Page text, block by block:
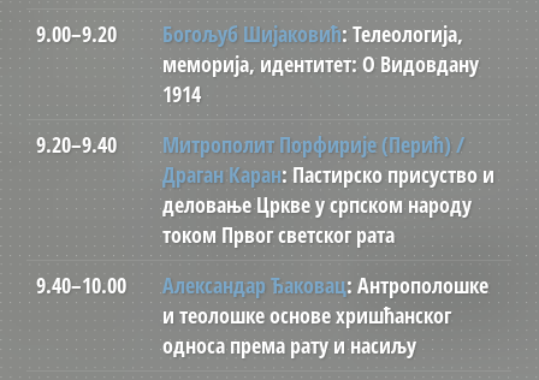
9.00–9.20
Богољуб Шијаковић: Телеологија,
меморија, идентитет: О Видовдану
1914
9.20–9.40
Митрополит Порфирије (Перић) /
Драган Каран: Пастирско присуствo и
деловање Цркве у српском народу
током Првог светског рата
9.40–10.00
Александар Ђаковац: Антрополошке
и теолошке основе хришћанског
односа према рату и насиљу